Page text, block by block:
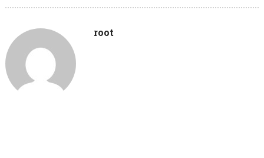
root